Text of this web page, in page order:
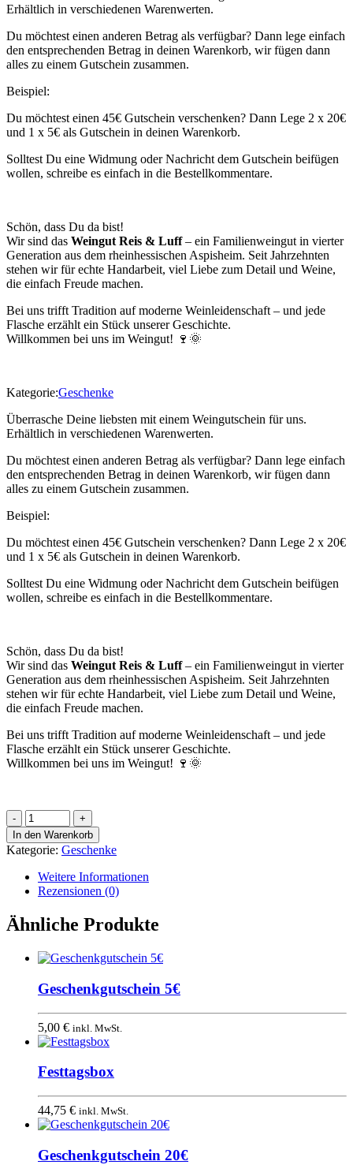
Erhältlich in verschiedenen Warenwerten.
Du möchtest einen anderen Betrag als verfügbar? Dann lege einfach
den entsprechenden Betrag in deinen Warenkorb, wir fügen dann
alles zu einem Gutschein zusammen.
Beispiel:
Du möchtest einen 45€ Gutschein verschenken? Dann Lege 2 x 20€
und 1 x 5€ als Gutschein in deinen Warenkorb.
Solltest Du eine Widmung oder Nachricht dem Gutschein beifügen
wollen, schreibe es einfach in die Bestellkommentare.
Schön, dass Du da bist!
Wir sind das Weingut Reis & Luff– ein Familienweingut in vierter
Generation aus dem rheinhessischen Aspisheim. Seit Jahrzehnten
stehen wir für echte Handarbeit, viel Liebe zum Detail und Weine,
die einfach Freude machen.
Bei uns trifft Tradition auf moderne Weinleidenschaft – und jede
Flasche erzählt ein Stück unserer Geschichte.
Willkommen bei uns im Weingut! 🍷🌞
Kategorie:Geschenke
Überrasche Deine liebsten mit einem Weingutschein für uns.
Erhältlich in verschiedenen Warenwerten.
Du möchtest einen anderen Betrag als verfügbar? Dann lege einfach
den entsprechenden Betrag in deinen Warenkorb, wir fügen dann
alles zu einem Gutschein zusammen.
Beispiel:
Du möchtest einen 45€ Gutschein verschenken? Dann Lege 2 x 20€
und 1 x 5€ als Gutschein in deinen Warenkorb.
Solltest Du eine Widmung oder Nachricht dem Gutschein beifügen
wollen, schreibe es einfach in die Bestellkommentare.
Schön, dass Du da bist!
Wir sind das Weingut Reis & Luff– ein Familienweingut in vierter
Generation aus dem rheinhessischen Aspisheim. Seit Jahrzehnten
stehen wir für echte Handarbeit, viel Liebe zum Detail und Weine,
die einfach Freude machen.
Bei uns trifft Tradition auf moderne Weinleidenschaft – und jede
Flasche erzählt ein Stück unserer Geschichte.
Willkommen bei uns im Weingut! 🍷🌞
Geschenkgutschein
10€
Menge
In den Warenkorb
Kategorie: Geschenke
Weitere Informationen
Rezensionen (0)
Ähnliche Produkte
Geschenkgutschein 5€
5,00 € inkl. MwSt.
Festtagsbox
44,75 € inkl. MwSt.
Geschenkgutschein 20€